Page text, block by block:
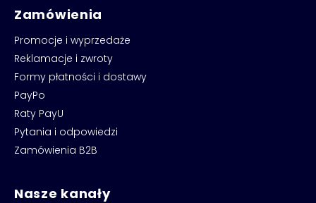
Zamówienia
Promocje i wyprzedaże
Reklamacje i zwroty
Formy płatności i dostawy
PayPo
Raty PayU
Pytania i odpowiedzi
Zamówienia B2B
Nasze kanały